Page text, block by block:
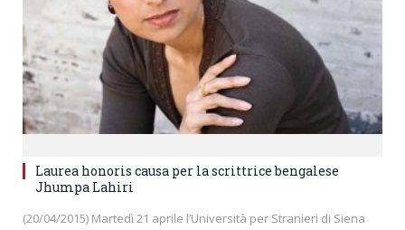
Laurea honoris causa per la scrittrice bengalese
Jhumpa Lahiri
(20/04/2015) Martedì 21 aprile l’Università per Stranieri di Siena